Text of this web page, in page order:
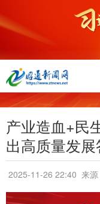
产业造血+民
出高质量发展
2025-11-26 22:40 来